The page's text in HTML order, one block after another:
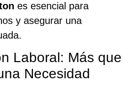
es esencial para
y asegurar una
Laboral: Más que
Necesidad